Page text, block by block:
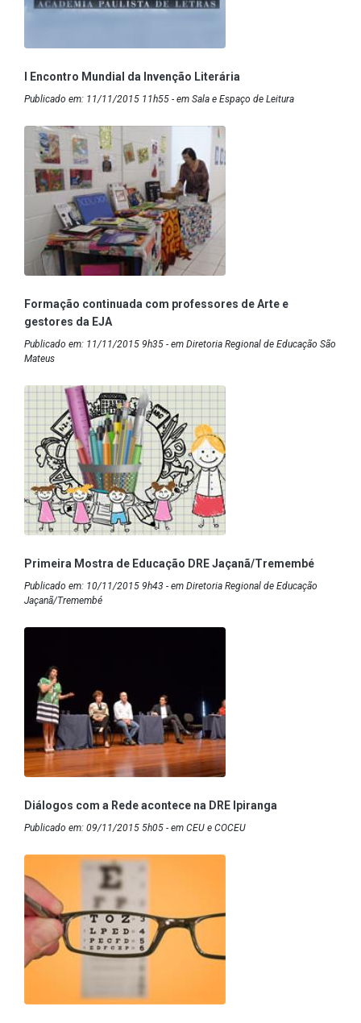
I Encontro Mundial da Invenção Literária
Publicado em: 11/11/2015 11h55 - em Sala e Espaço de Leitura
Formação continuada com professores de Arte e
gestores da EJA
Publicado em: 11/11/2015 9h35 - em Diretoria Regional de Educação São
Mateus
Primeira Mostra de Educação DRE Jaçanã/Tremembé
Publicado em: 10/11/2015 9h43 - em Diretoria Regional de Educação
Jaçanã/Tremembé
Diálogos com a Rede acontece na DRE Ipiranga
Publicado em: 09/11/2015 5h05 - em CEU e COCEU